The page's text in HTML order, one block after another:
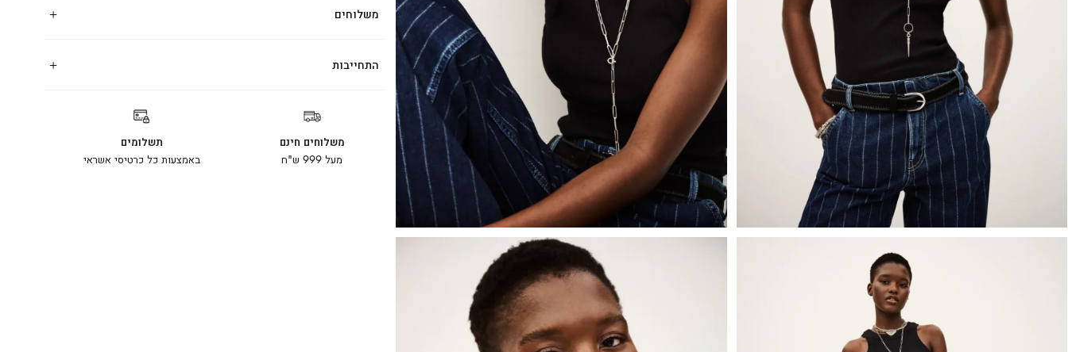
משלוחים
התחייבות
משלוחים חינם
מעל 999 ש"ח
תשלומים
באמצעות כל כרטיסי אשראי